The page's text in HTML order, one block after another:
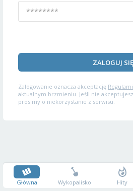
ZALOGUJ SIĘ
Zalogowanie oznacza akceptację
aktualnym brzmieniu. Jeśli nie
prosimy o niekorzystanie z serwisu.
Główna Wykopalisko Hity